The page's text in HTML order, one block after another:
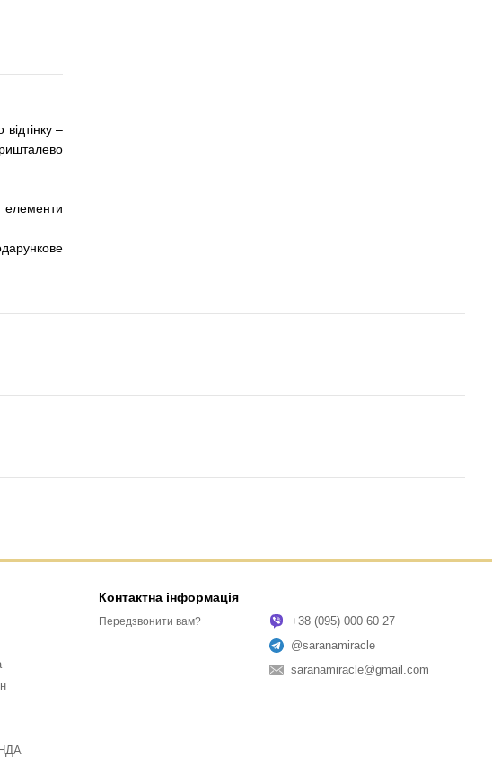
–
елементи
Контактна інформація
Передзвонити вам?
+38 (095) 000 60 27
@saranamiracle
saranamiracle@gmail.com